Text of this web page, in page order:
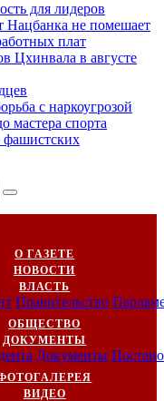
для лидеров
Нацбанка не помешает
плат
Цхинвала в августе
с наркоугрозой
мастера спорта
фашистских
О ГАЗЕТЕ
НОВОСТИ
ВЛАСТЬ
Правительство
ОБЩЕСТВО
ДОКУМЕНТЫ
Документы
ВИДЕО